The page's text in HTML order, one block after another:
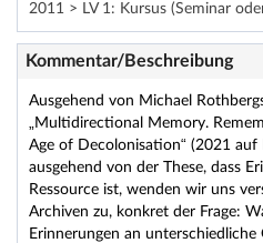
2011 > LV 1: Kursus (Seminar
Kommentar/Beschreibung
Ausgehend von Michael
„Multidirectional Memory.
Age of Decolonisation“ (2021 auf
ausgehend von der These, dass
Ressource ist, wenden wir uns
Archiven zu, konkret der Frage:
Erinnerungen an